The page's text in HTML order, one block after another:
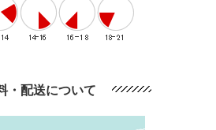
・配送について